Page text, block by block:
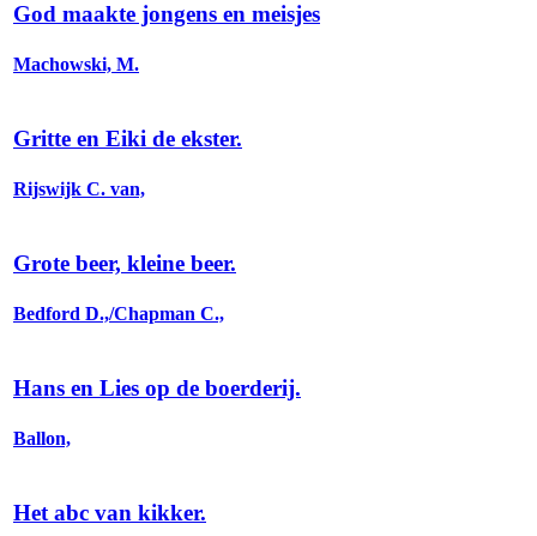
God maakte jongens en meisjes
Machowski, M.
Gritte en Eiki de ekster.
Rijswijk C. van,
Grote beer, kleine beer.
Bedford D.,/Chapman C.,
Hans en Lies op de boerderij.
Ballon,
Het abc van kikker.